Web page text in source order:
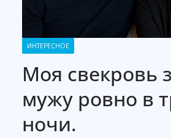
ИНТЕРЕСНОЕ
Моя свекровь
мужу ровно в
ночи.